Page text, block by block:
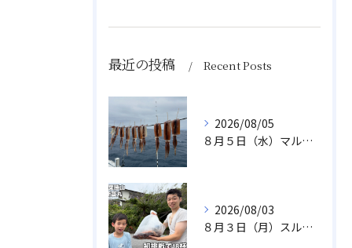
最近の投稿 Recent Posts
2026/08/05
８月５日（水）マルイカ
2026/08/03
８月３日（月）スルメイカ